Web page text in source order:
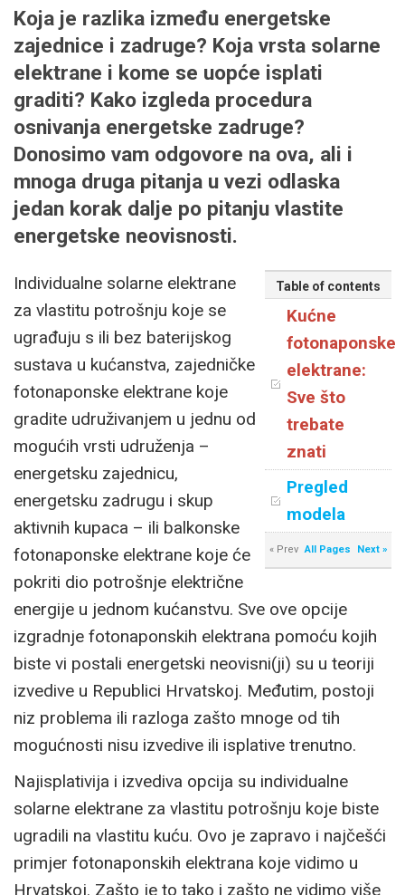
Koja je razlika između energetske
zajednice i zadruge? Koja vrsta solarne
elektrane i kome se uopće isplati
graditi? Kako izgleda procedura
osnivanja energetske zadruge?
Donosimo vam odgovore na ova, ali i
mnoga druga pitanja u vezi odlaska
jedan korak dalje po pitanju vlastite
energetske neovisnosti.
Table of contents
Kućne
fotonaponske
elektrane:
Sve što
trebate
znati
Pregled
modela
« Prev All Pages Next »
Individualne solarne elektrane
za vlastitu potrošnju koje se
ugrađuju s ili bez baterijskog
sustava u kućanstva, zajedničke
fotonaponske elektrane koje
gradite udruživanjem u jednu od
mogućih vrsti udruženja –
energetsku zajednicu,
energetsku zadrugu i skup
aktivnih kupaca – ili balkonske
fotonaponske elektrane koje će
pokriti dio potrošnje električne
energije u jednom kućanstvu. Sve ove opcije
izgradnje fotonaponskih elektrana pomoću kojih
biste vi postali energetski neovisni(ji) su u teoriji
izvedive u Republici Hrvatskoj. Međutim, postoji
niz problema ili razloga zašto mnoge od tih
mogućnosti nisu izvedive ili isplative trenutno.
Najisplativija i izvediva opcija su individualne
solarne elektrane za vlastitu potrošnju koje biste
ugradili na vlastitu kuću. Ovo je zapravo i najčešći
primjer fotonaponskih elektrana koje vidimo u
Hrvatskoj. Zašto je to tako i zašto ne vidimo više